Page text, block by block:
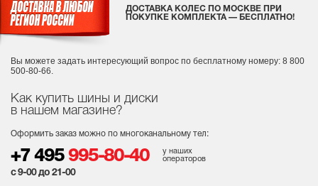
Как купить шины и диски
в нашем магазине?
Оформить заказ можно по многоканальному тел:
+7 495 995-80-40
у наших
операторов
с 9-00 до 21-00
ДОСТАВКА КОЛЕС ПО МОСКВЕ ПРИ
ПОКУПКЕ КОМПЛЕКТА — БЕСПЛАТНО!
Вы можете задать интересующий вопрос по бесплатному номеру: 8 800
500-80-66.